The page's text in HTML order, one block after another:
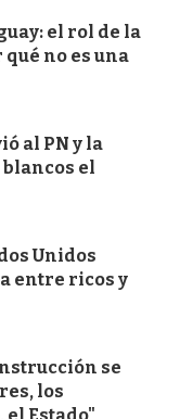
el rol de la
no es una
al PN y la
el
Unidos
entre ricos y
se
los